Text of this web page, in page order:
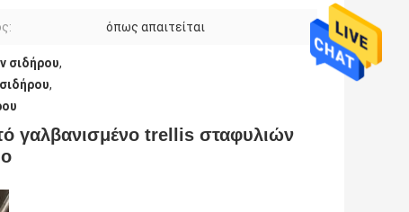
όπως απαιτείται
σιδήρου,
,
γαλβανισμένο trellis σταφυλιών